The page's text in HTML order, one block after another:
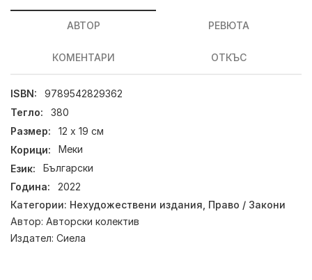
АВТОР РЕВЮТА
КОМЕНТАРИ ОТКЪС
ISBN:
9789542829362
Тегло:
380
Размер:
12 x 19 см
Корици:
Меки
Език:
Български
Година:
2022
Категории: Нехудожествени издания Право / Закони
Автор: Авторски колектив
Издател: Сиела